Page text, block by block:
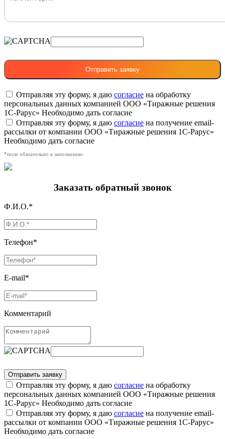
Отправляя эту форму, я даю согласие на обработку
персональных данных компанией ООО «Тиражные решения
1С-Рарус» Необходимо дать согласие
Отправляя эту форму, я даю согласие на получение email-
рассылки от компании ООО «Тиражные решения 1С-Рарус»
Необходимо дать согласие
*поле обязательно к заполнению
Заказать обратный звонок
Ф.И.О.*
Телефон*
E-mail*
Комментарий
Отправляя эту форму, я даю согласие на обработку
персональных данных компанией ООО «Тиражные решения
1С-Рарус» Необходимо дать согласие
Отправляя эту форму, я даю согласие на получение email-
рассылки от компании ООО «Тиражные решения 1С-Рарус»
Необходимо дать согласие